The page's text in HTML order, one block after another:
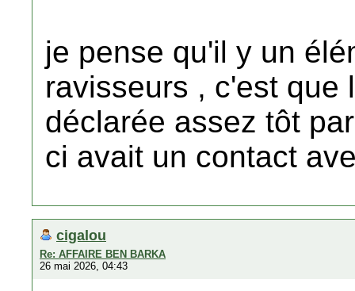
je pense qu'il y un
ravisseurs , c'est que
déclarée assez tôt
ci avait un contact
cigalou
Re: AFFAIRE BEN BARKA
26 mai 2026, 04:43